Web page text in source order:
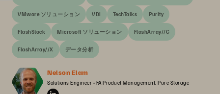
VMware ソリューション VDI TechTalks Purity
FlashStack Microsoft ソリューション FlashArray//C
FlashArray//X データ分析
Nelson Elam
Solutions Engineer • FA Product Management, Pure Storage